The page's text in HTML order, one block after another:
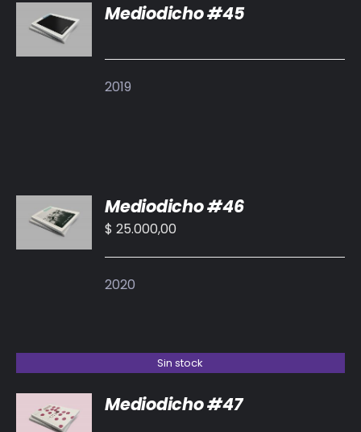
DETALLES
Mediodicho #45
2019
AL
CARRITO
/
Mediodicho #46
$ 25.000,00
2020
Sin stock
DETALLES
Mediodicho #47